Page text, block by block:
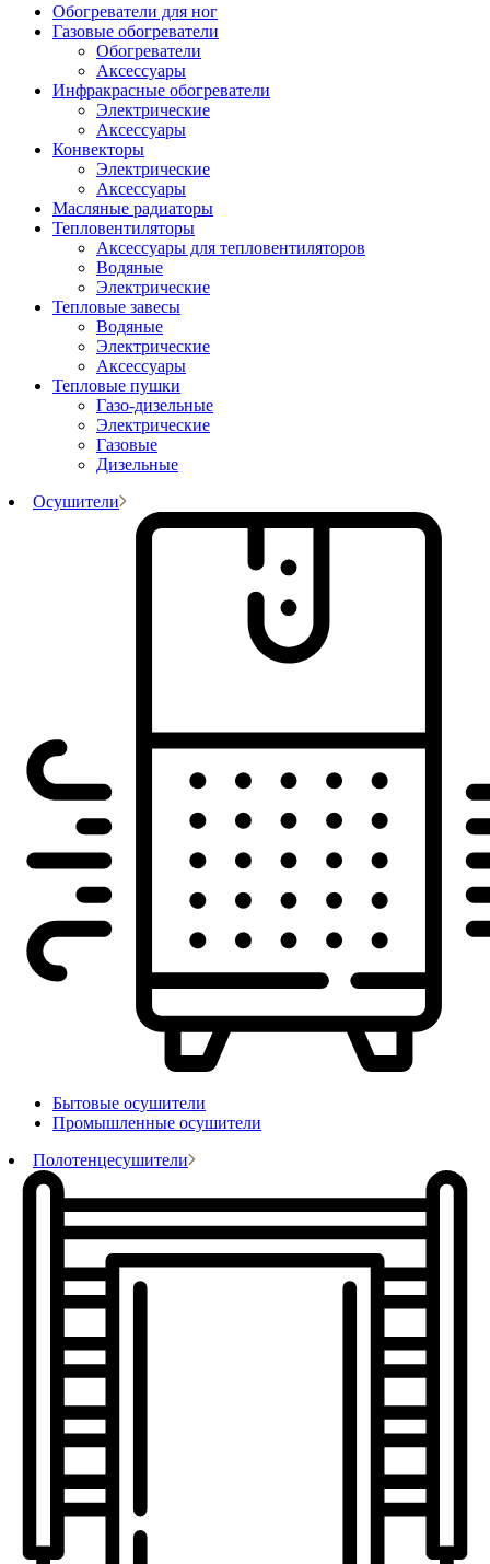
Обогреватели для ног
Газовые обогреватели
Обогреватели
Аксессуары
Инфракрасные обогреватели
Электрические
Аксессуары
Конвекторы
Электрические
Аксессуары
Масляные радиаторы
Тепловентиляторы
Аксессуары для тепловентиляторов
Водяные
Электрические
Тепловые завесы
Водяные
Электрические
Аксессуары
Тепловые пушки
Газо-дизельные
Электрические
Газовые
Дизельные
Осушители
Бытовые осушители
Промышленные осушители
Полотенцесушители